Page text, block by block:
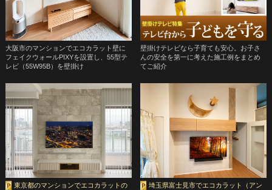
大阪市のマンションでエコカラット壁に
フェイクウォールPIXYを設置し、55型テ
レビ（55W95B）を壁掛け
壁掛けテレビなら子育ても安心。お子さ
んの安全を第一に考えた施工例をまとめ
てご紹介
東京都のマンションでエコカラットの
埼玉県富士見市でエコカラット（アン